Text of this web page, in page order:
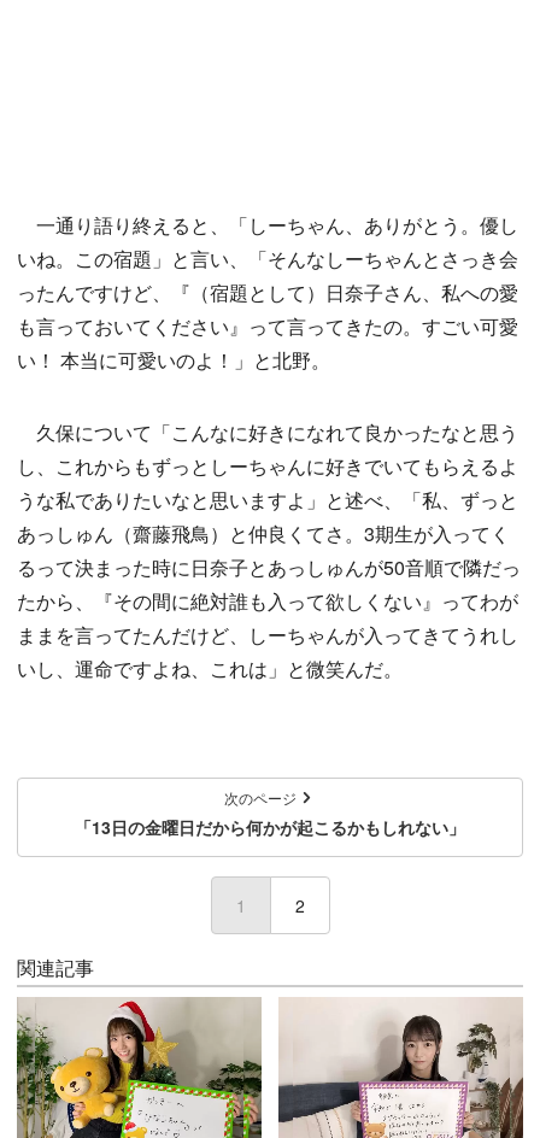
一通り語り終えると、「しーちゃん、ありがとう。優し
いね。この宿題」と言い、「そんなしーちゃんとさっき会
ったんですけど、『（宿題として）日奈子さん、私への愛
も言っておいてください』って言ってきたの。すごい可愛
い！ 本当に可愛いのよ！」と北野。
久保について「こんなに好きになれて良かったなと思う
し、これからもずっとしーちゃんに好きでいてもらえるよ
うな私でありたいなと思いますよ」と述べ、「私、ずっと
あっしゅん（齋藤飛鳥）と仲良くてさ。3期生が入ってく
るって決まった時に日奈子とあっしゅんが50音順で隣だっ
たから、『その間に絶対誰も入って欲しくない』ってわが
ままを言ってたんだけど、しーちゃんが入ってきてうれし
いし、運命ですよね、これは」と微笑んだ。
次のページ
「13日の金曜日だから何かが起こるかもしれない」
1 (current)
2
関連記事